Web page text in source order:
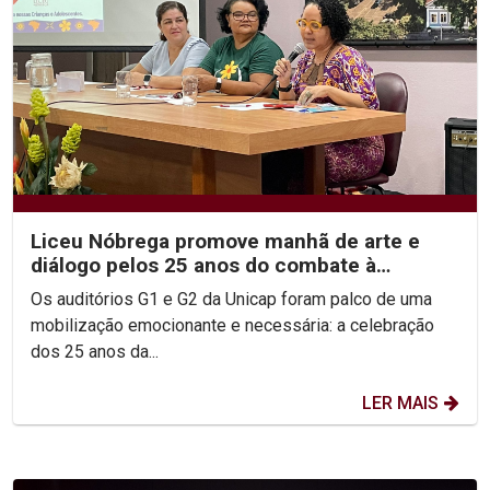
Liceu Nóbrega promove manhã de arte e
diálogo pelos 25 anos do combate à
violência sexual infantil
Os auditórios G1 e G2 da Unicap foram palco de uma
mobilização emocionante e necessária: a celebração
dos 25 anos da...
LER MAIS